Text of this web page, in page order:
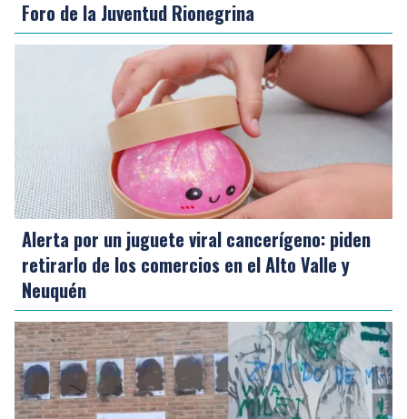
Foro de la Juventud Rionegrina
Alerta por un juguete viral cancerígeno: piden
retirarlo de los comercios en el Alto Valle y
Neuquén